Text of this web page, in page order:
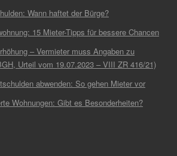
Wann haftet der Bürge?
15 Mieter-Tipps für bessere Chancen
– Vermieter muss Angaben zu
Urteil vom 19.07.2023 – VIII ZR 416/21)
abwenden: So gehen Mieter vor
Wohnungen: Gibt es Besonderheiten?